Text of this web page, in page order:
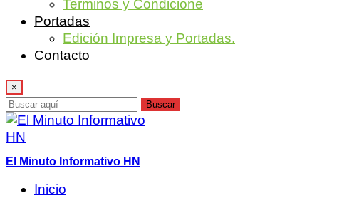
Terminos y Condicione
Portadas
Edición Impresa y Portadas.
Contacto
×
Buscar
El Minuto Informativo HN
Inicio